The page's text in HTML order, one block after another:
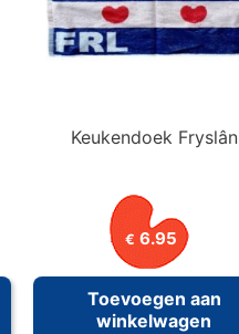
Keukendoek Fryslân
€ 6.95
Toevoegen aan
winkelwagen